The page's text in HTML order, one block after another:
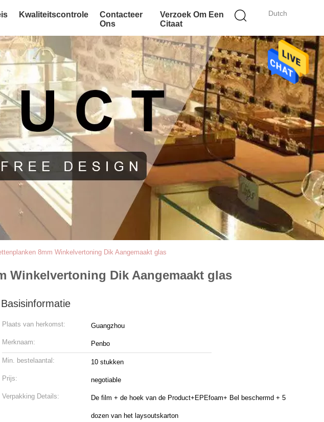
Dutch
Kwaliteitscontrole
Contacteer
Ons
Verzoek Om Een
Citaat
8mm Winkelvertoning Dik Aangemaakt glas
Winkelvertoning Dik Aangemaakt glas
Basisinformatie
Plaats van herkomst: Guangzhou
Merknaam: Penbo
Min. bestelaantal: 10 stukken
Prijs: negotiable
Verpakking Details: De film + de hoek van de Product+EPEfoam+ Bel beschermd + 5
dozen van het laysoutskarton